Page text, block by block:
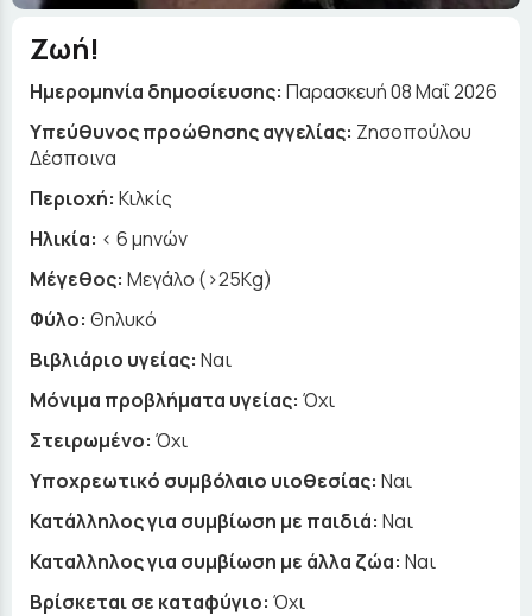
Ζωή!
Ημερομηνία δημοσίευσης: Παρασκευή 08 Μαΐ 2026
Yπεύθυνος προώθησης αγγελίας: Ζησοπούλου
Δέσποινα
Περιοχή: Κιλκίς
Ηλικία: < 6 μηνών
Μέγεθος: Μεγάλο (>25Kg)
Φύλο: Θηλυκό
Βιβλιάριο υγείας: Ναι
Μόνιμα προβλήματα υγείας: Όχι
Στειρωμένο: Όχι
Υποχρεωτικό συμβόλαιο υιοθεσίας: Ναι
Κατάλληλος για συμβίωση με παιδιά: Ναι
Καταλληλος για συμβίωση με άλλα ζώα: Ναι
Βρίσκεται σε καταφύγιο: Όχι